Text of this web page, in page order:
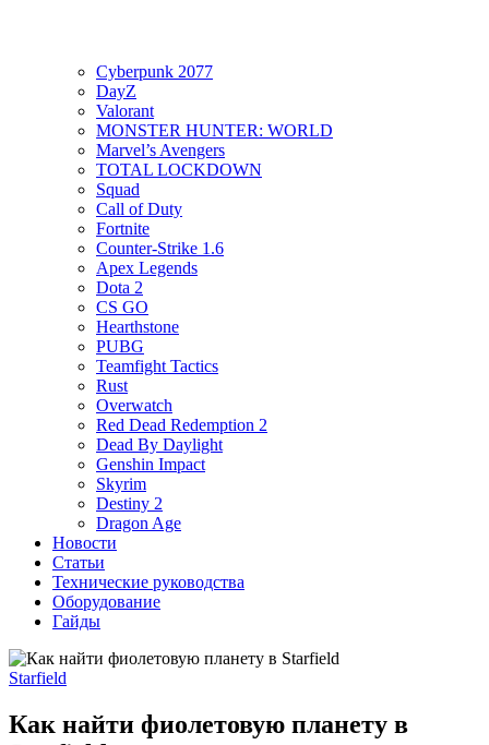
Cyberpunk 2077
DayZ
Valorant
MONSTER HUNTER: WORLD
Marvel’s Avengers
TOTAL LOCKDOWN
Squad
Call of Duty
Fortnite
Counter-Strike 1.6
Apex Legends
Dota 2
CS GO
Hearthstone
PUBG
Teamfight Tactics
Rust
Overwatch
Red Dead Redemption 2
Dead By Daylight
Genshin Impact
Skyrim
Destiny 2
Dragon Age
Новости
Статьи
Технические руководства
Оборудование
Гайды
Starfield
Как найти фиолетовую планету в